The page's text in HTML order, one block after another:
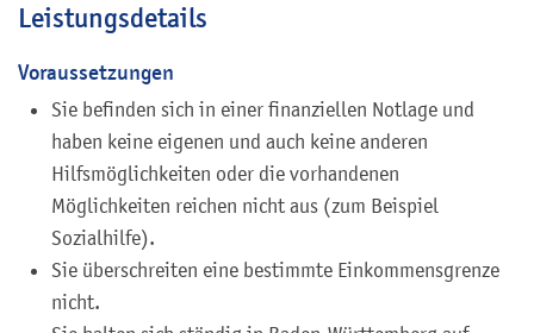
Leistungsdetails
Voraussetzungen
Sie befinden sich in einer finanziellen Notlage und
haben keine eigenen und auch keine anderen
Hilfsmöglichkeiten oder die vorhandenen
Möglichkeiten reichen nicht aus (zum Beispiel
Sozialhilfe).
Sie überschreiten eine bestimmte Einkommensgrenze
nicht.